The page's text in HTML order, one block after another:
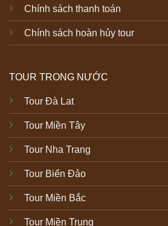
Chính sách thanh toán
Chính sách hoàn hủy tour
TOUR TRONG NƯỚC
Tour Đà Lat
Tour Miền Tây
Tour Nha Trang
Tour Biển Đảo
Tour Miền Bắc
Tour Miền Trung